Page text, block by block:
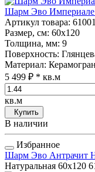
Шарм Эво
Артикул товара:
Размер, см: 60x120
Толщина, мм: 9
Поверхность:
Материал:
5 499 ₽ * кв.м
кв.м
Купить
В наличии
Избранное
Шарм Эво Антрачит
Натуральная 60x120